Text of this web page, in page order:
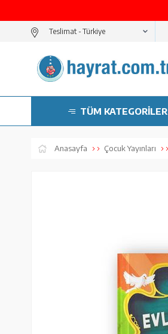
Teslimat -
TÜM KATEGORİLER
Anasayfa Çocuk Yayınları